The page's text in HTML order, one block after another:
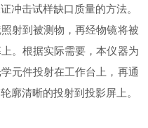
冲击试样缺口质量的方法。
到被测物，再经物镜将被
。根据实际需要，本仪器为
元件投射在工作台上，再通
廓清晰的投射到投影屏上。